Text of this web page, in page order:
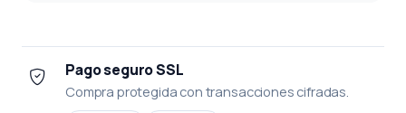
Pago seguro SSL
Compra protegida con transacciones cifradas.